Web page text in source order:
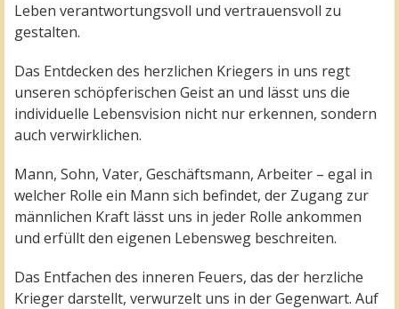
Leben verantwortungsvoll und vertrauensvoll zu
gestalten.
Das Entdecken des herzlichen Kriegers in uns regt
unseren schöpferischen Geist an und lässt uns die
individuelle Lebensvision nicht nur erkennen, sondern
auch verwirklichen.
Mann, Sohn, Vater, Geschäftsmann, Arbeiter – egal in
welcher Rolle ein Mann sich befindet, der Zugang zur
männlichen Kraft lässt uns in jeder Rolle ankommen
und erfüllt den eigenen Lebensweg beschreiten.
Das Entfachen des inneren Feuers, das der herzliche
Krieger darstellt, verwurzelt uns in der Gegenwart. Auf